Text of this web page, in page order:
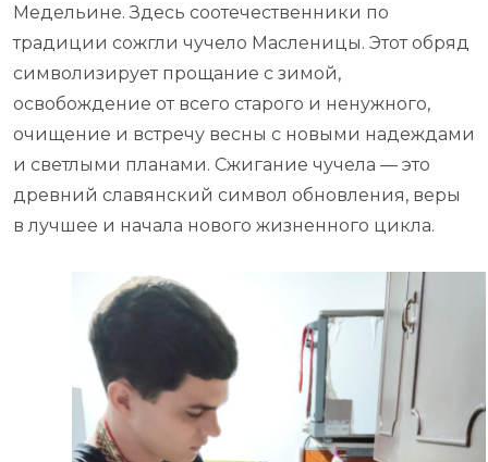
Медельине. Здесь соотечественники по
традиции сожгли чучело Масленицы. Этот обряд
символизирует прощание с зимой,
освобождение от всего старого и ненужного,
очищение и встречу весны с новыми надеждами
и светлыми планами. Сжигание чучела — это
древний славянский символ обновления, веры
в лучшее и начала нового жизненного цикла.